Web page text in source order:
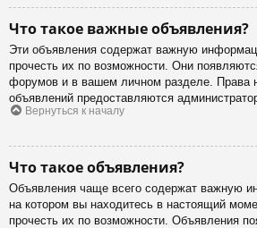
Что такое важные объявления?
Эти объявления содержат важную
прочесть их по возможности. Они
форумов и в вашем личном разделе. Права
объявлений предоставляются
Вернуться к началу
Что такое объявления?
Объявления чаще всего содержат важную
на котором вы находитесь в настоящий
прочесть их по возможности. Объявления